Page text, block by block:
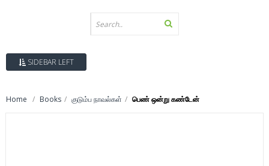
SIDEBAR LEFT
Home Books குடும்ப நாவல்கள் பெண் ஒன்று கண்டேன்